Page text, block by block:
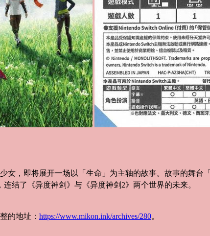
女，即将展开一场以「生命」为主轴的故事。故事的舞台
结了《异度神剑》与《异度神剑2》两个世界的未来。
的地址： https://www.mikon.ink/archives/280。